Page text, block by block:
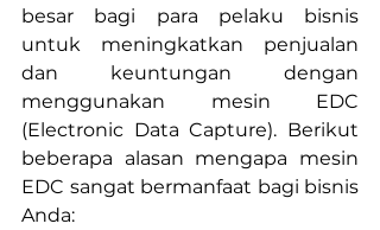
besar bagi para pelaku bisnis
untuk meningkatkan penjualan
dan keuntungan dengan
menggunakan mesin EDC
(Electronic Data Capture). Berikut
beberapa alasan mengapa mesin
EDC sangat bermanfaat bagi bisnis
Anda: